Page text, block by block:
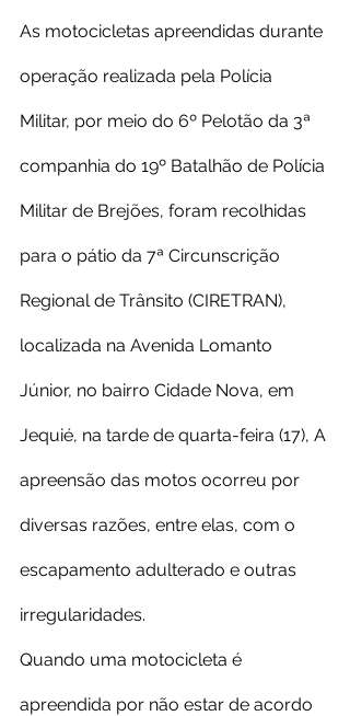
As motocicletas apreendidas durante
operação realizada pela Polícia
Militar, por meio do 6º Pelotão da 3ª
companhia do 19º Batalhão de Polícia
Militar de Brejões, foram recolhidas
para o pátio da 7ª Circunscrição
Regional de Trânsito (CIRETRAN),
localizada na Avenida Lomanto
Júnior, no bairro Cidade Nova, em
Jequié, na tarde de quarta-feira (17), A
apreensão das motos ocorreu por
diversas razões, entre elas, com o
escapamento adulterado e outras
irregularidades.
Quando uma motocicleta é
apreendida por não estar de acordo